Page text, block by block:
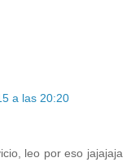
a las 20:20
leo por eso jajajaja